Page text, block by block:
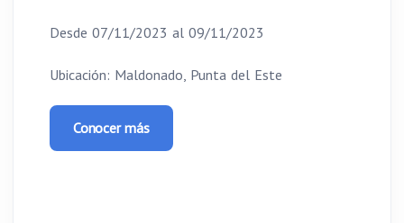
Desde 07/11/2023 al 09/11/2023
Ubicación: Maldonado, Punta del Este
Conocer más